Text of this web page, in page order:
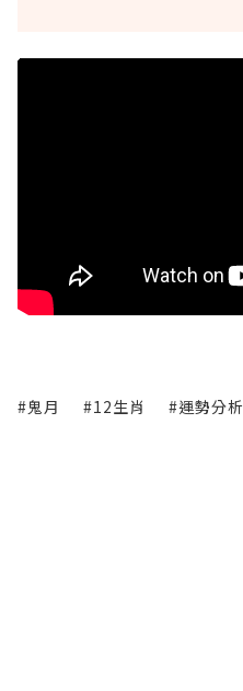
#鬼月 #12生肖 #運勢分析